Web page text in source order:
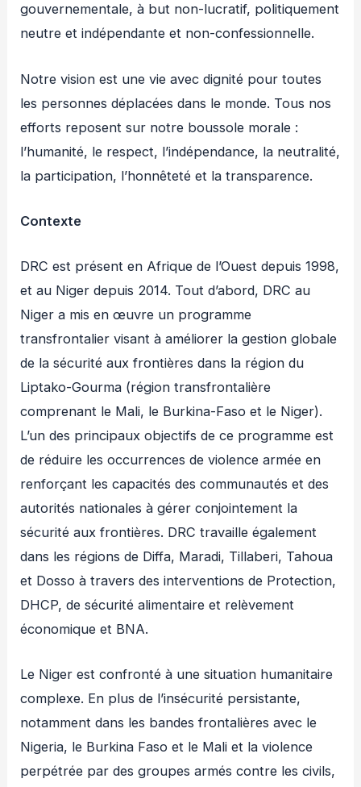
gouvernementale, à but non-lucratif, politiquement
neutre et indépendante et non-confessionnelle.
Notre vision est une vie avec dignité pour toutes
les personnes déplacées dans le monde. Tous nos
efforts reposent sur notre boussole morale :
l’humanité, le respect, l’indépendance, la neutralité,
la participation, l’honnêteté et la transparence.
Contexte
DRC est présent en Afrique de l’Ouest depuis 1998,
et au Niger depuis 2014. Tout d’abord, DRC au
Niger a mis en œuvre un programme
transfrontalier visant à améliorer la gestion globale
de la sécurité aux frontières dans la région du
Liptako-Gourma (région transfrontalière
comprenant le Mali, le Burkina-Faso et le Niger).
L’un des principaux objectifs de ce programme est
de réduire les occurrences de violence armée en
renforçant les capacités des communautés et des
autorités nationales à gérer conjointement la
sécurité aux frontières. DRC travaille également
dans les régions de Diffa, Maradi, Tillaberi, Tahoua
et Dosso à travers des interventions de Protection,
DHCP, de sécurité alimentaire et relèvement
économique et BNA.
Le Niger est confronté à une situation humanitaire
complexe. En plus de l’insécurité persistante,
notamment dans les bandes frontalières avec le
Nigeria, le Burkina Faso et le Mali et la violence
perpétrée par des groupes armés contre les civils,